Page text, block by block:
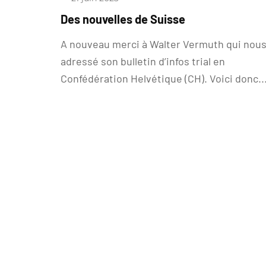
Des nouvelles de Suisse
A nouveau merci à Walter Vermuth qui
adressé son bulletin d’infos trial en
Confédération Helvétique (CH). Voici